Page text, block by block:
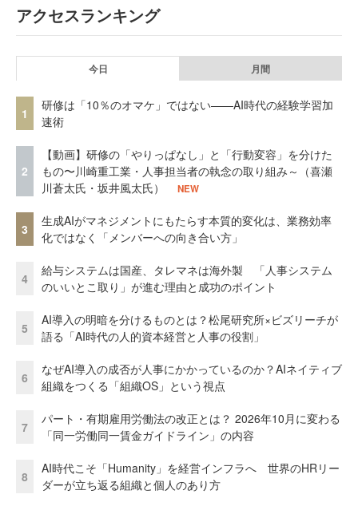
アクセスランキング
今日 月間
1
研修は「10％のオマケ」ではない——AI時代の経験学習加
速術
2
【動画】研修の「やりっぱなし」と「行動変容」を分けた
もの〜川崎重工業・人事担当者の執念の取り組み～（喜瀬
川蒼太氏・坂井風太氏）
NEW
3
生成AIがマネジメントにもたらす本質的変化は、業務効率
化ではなく「メンバーへの向き合い方」
4
給与システムは国産、タレマネは海外製 「人事システム
のいいとこ取り」が進む理由と成功のポイント
5
AI導入の明暗を分けるものとは？松尾研究所×ビズリーチが
語る「AI時代の人的資本経営と人事の役割」
6
なぜAI導入の成否が人事にかかっているのか？AIネイティブ
組織をつくる「組織OS」という視点
7
パート・有期雇用労働法の改正とは？ 2026年10月に変わる
「同一労働同一賃金ガイドライン」の内容
8
AI時代こそ「Humanity」を経営インフラへ 世界のHRリー
ダーが立ち返る組織と個人のあり方